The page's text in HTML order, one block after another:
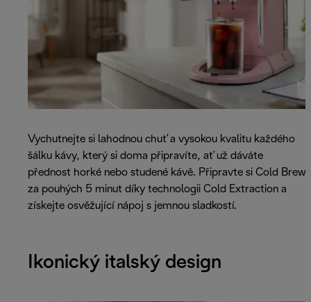
Vychutnejte si lahodnou chuť a vysokou kvalitu každého
šálku kávy, který si doma připravíte, ať už dáváte
přednost horké nebo studené kávě. Připravte si Cold Brew
za pouhých 5 minut díky technologii Cold Extraction a
získejte osvěžující nápoj s jemnou sladkostí.
Ikonický italský design